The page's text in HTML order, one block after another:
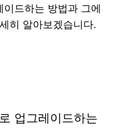
드하는 방법과 그에
히 알아보겠습니다.
업그레이드하는